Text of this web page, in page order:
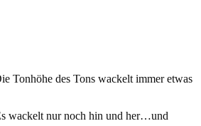
Tonhöhe des Tons wackelt immer etwas
wackelt nur noch hin und her…und